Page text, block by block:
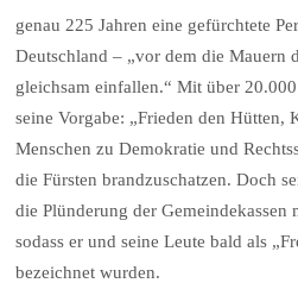
genau 225 Jahren eine gefürchtete
Deutschland – „vor dem die Mauern
gleichsam einfallen.“ Mit über
seine Vorgabe: „Frieden den Hütten,
Menschen zu Demokratie und
die Fürsten brandzuschatzen. Doch
die Plünderung der Gemeindekassen
sodass er und seine Leute bald als
bezeichnet wurden.